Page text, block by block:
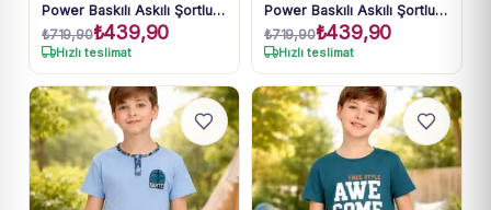
Power Baskılı Askılı Şortlu
Lacivert Pijama Takımı
₺719,90₺439,90
Hızlı teslimat
Power Baskılı Askılı Şortlu
Lacivert Pijama Takımı
₺719,90₺439,90
Hızlı teslimat